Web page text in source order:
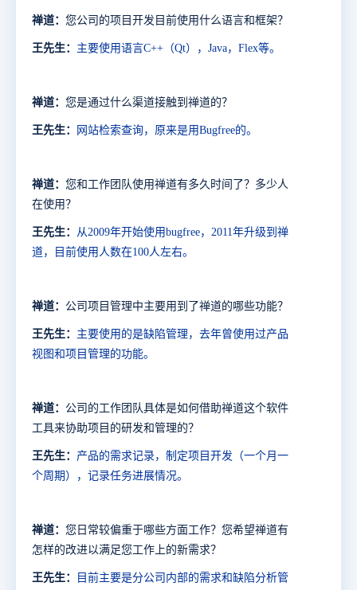
禅道： 您公司 的项目开发目前使用什么语言和框架？
王先生： 主要使用语言C++ （Qt）， Java， Flex等。
禅道： 您是通过什么渠道接触到禅道的？
王先生： 网站检索查询，原来是用Bugfree的。
禅道： 您和 工作团队使用禅道有多久时间了？多少人
在使用？
王先生： 从2009年开始使用bugfree， 2011年升级到禅
道，目前使用人数在100人左右。
禅道： 公司项目管理中主要用到了禅道的哪些功能？
王先生： 主要使用的是缺陷管理，去年曾使用过产品
视图和项目管理的功能。
禅道： 公司的工作团队具体是如何借助禅道这个软件
工具来协助项目的研发和管理的？
王先生： 产品的需求记录，制定项目开发（一个月一
个周期），记录任务进展情况。
禅道： 您日常较偏重于哪些方面工作？ 您希望禅道有
怎样的改进以满足您工作上的新需求？
王先生： 目前主要是分公司内部的需求和缺陷分析管